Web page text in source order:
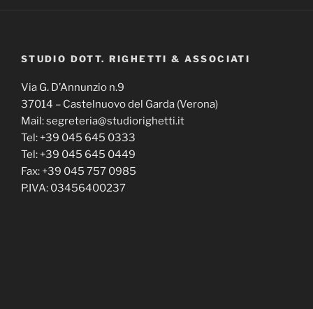
STUDIO DOTT. RIGHETTI & ASSOCIATI
Via G. D’Annunzio n.9
37014 – Castelnuovo del Garda (Verona)
Mail: segreteria@studiorighetti.it
Tel: +39 045 645 0333
Tel: +39 045 645 0449
Fax: +39 045 757 0985
P.IVA: 03456400237